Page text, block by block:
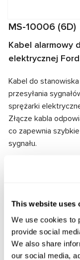
This website uses
We use cookies to
provide social
We also share
our social media,
MS-10006 (6D)
Kabel alarmowy
elektrycznej Ford
Kabel do
przesyłania
sprężarki
Złącze kabla
co zapewnia
sygnału.
OEM